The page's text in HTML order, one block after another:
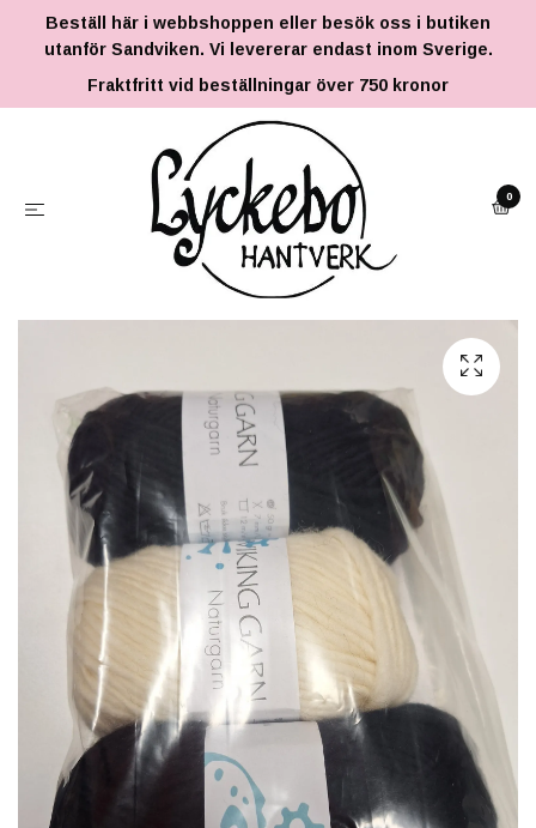
Beställ här i webbshoppen eller besök oss i butiken
utanför Sandviken. Vi levererar endast inom Sverige.
Fraktfritt vid beställningar över 750 kronor
0